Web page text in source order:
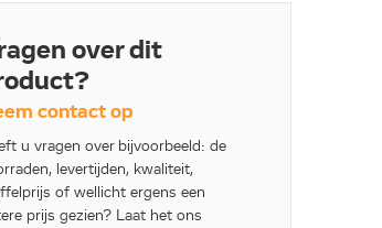
over dit
contact op
u vragen over bijvoorbeeld: de
levertijden, kwaliteit,
of wellicht ergens een
prijs gezien? Laat het ons